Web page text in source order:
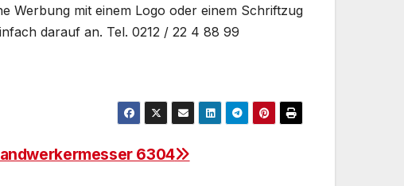
Werbung mit einem Logo oder einem Schriftzug
darauf an. Tel. 0212 / 22 4 88 99
6304